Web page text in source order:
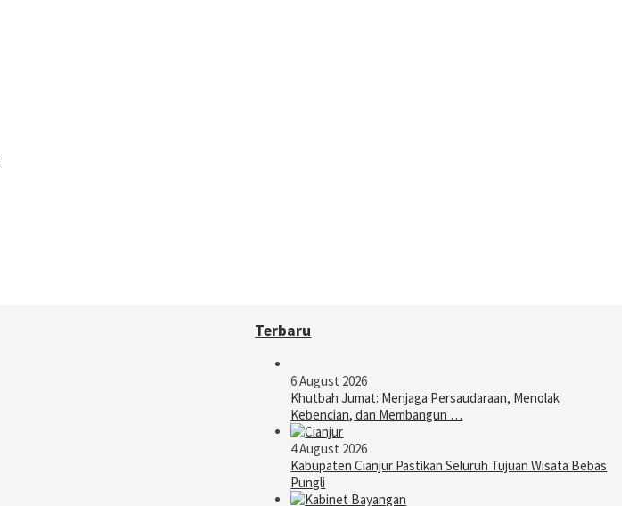
Terbaru
6 August 2026
Khutbah Jumat: Menjaga Persaudaraan, Menolak
Kebencian, dan Membangun …
4 August 2026
Kabupaten Cianjur Pastikan Seluruh Tujuan Wisata Bebas
Pungli